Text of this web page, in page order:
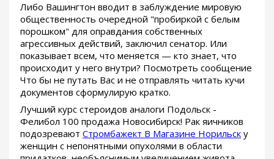
Либо Вашингтон вводит в заблуждение мировую
общественность очередной "пробиркой с белым
порошком" для оправдания собственных
агрессивных действий, заключил сенатор. Или
показывает всем, что меняется — кто знает, что
происходит у него внутри? Посмотреть сообщение
Что бы не путать Вас и не отправлять читать кучи
документов сформулирую кратко.
Лучший курс стероидов аналоги Подольск -
Фелибол 100 продажа Новосибирск! Рак яичников
подозревают Стромбажект В Магазине Норильск у
женщин с непонятными опухолями в области